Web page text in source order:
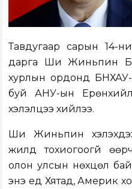
Тавдугаар сарын 14-
дарга Ши Жиньпин
хурлын ордонд
буй АНУ-ын
хэлэлцээ хийлээ.
Ши Жиньпин
жилд тохиогоогүй
олон улсын нөхцөл
энэ үед Хятад, Америк